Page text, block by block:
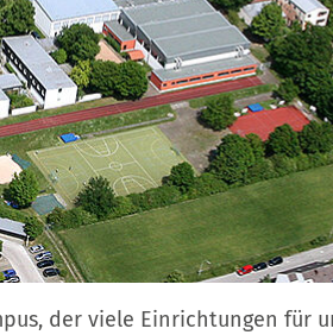
der viele Einrichtungen für